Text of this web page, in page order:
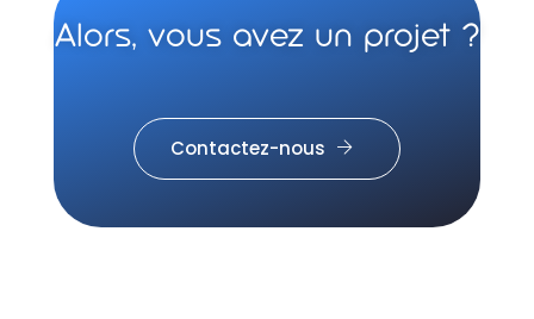
Alors, vous avez un projet ?
Contactez-nous